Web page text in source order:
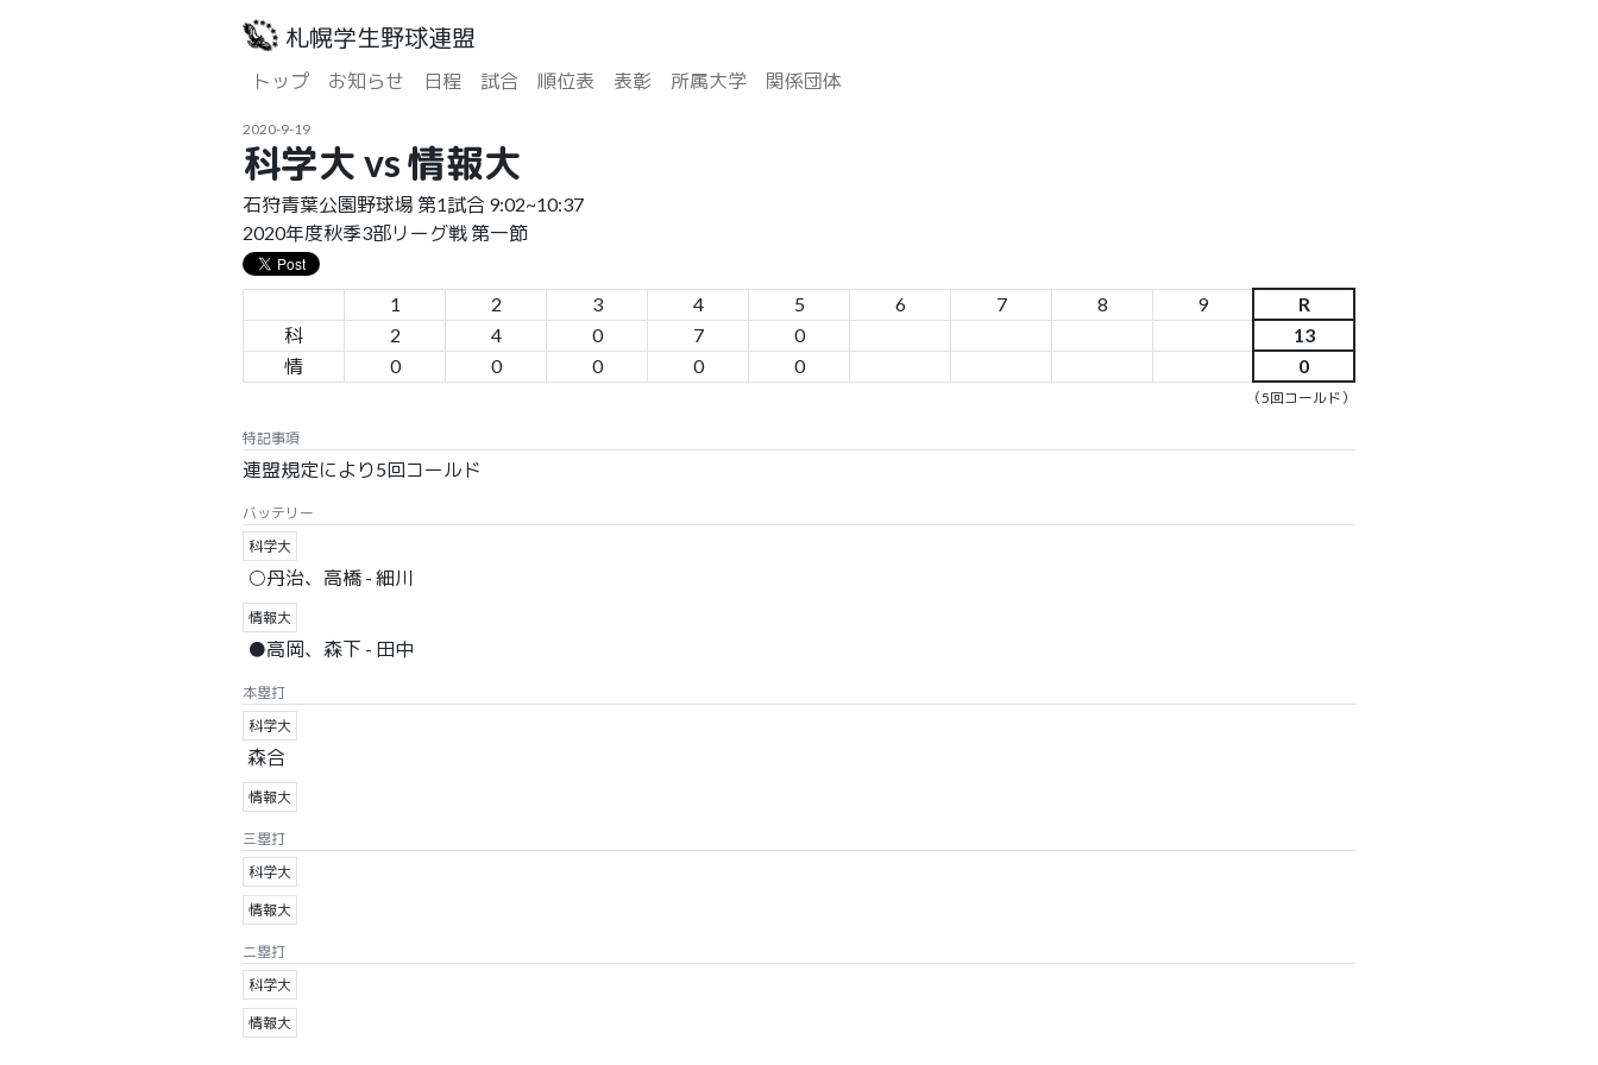
札幌学生野球連盟
トップ お知らせ 日程 試合 順位表 表彰 所属大学 関係団体
2020-9-19
科学大 vs 情報大
石狩青葉公園野球場 第1試合 9:02~10:37
2020年度秋季3部リーグ戦 第一節
1 2 3 4 5 6 7 8 9
R
科
2 4 0 7 0
13
情
0 0 0 0 0 0
（5回コールド）
特記事項
連盟規定により5回コールド
バッテリー
科学大
○丹治、高橋 - 細川
情報大
●高岡、森下 - 田中
本塁打
科学大
森合
情報大
三塁打
科学大
情報大
二塁打
科学大
情報大